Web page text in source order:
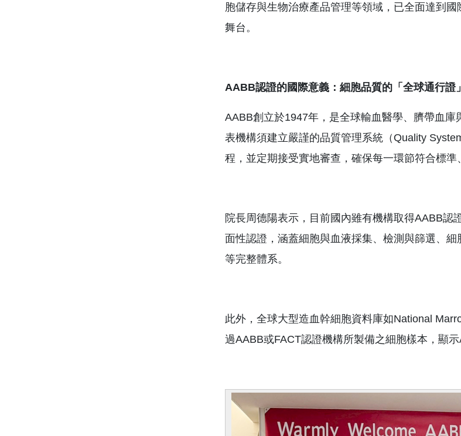
胞儲存與生物治療產品管理等領域，已全面達到
舞台。
AABB認證的國際意義：細胞品質的「全球通行證」
AABB創立於1947年，是全球輸血醫學、臍帶血
表機構須建立嚴謹的品質管理系統（Quality
程，並定期接受實地審查，確保每一環節符合標準
院長周德陽表示，目前國內雖有機構取得AABB
面性認證，涵蓋細胞與血液採集、檢測與篩選、
等完整體系。
此外，全球大型造血幹細胞資料庫如National
過AABB或FACT認證機構所製備之細胞樣本，顯